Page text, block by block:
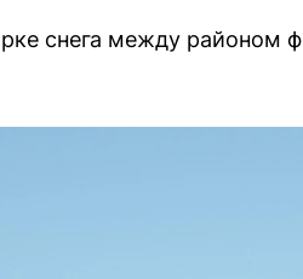
снега между районом